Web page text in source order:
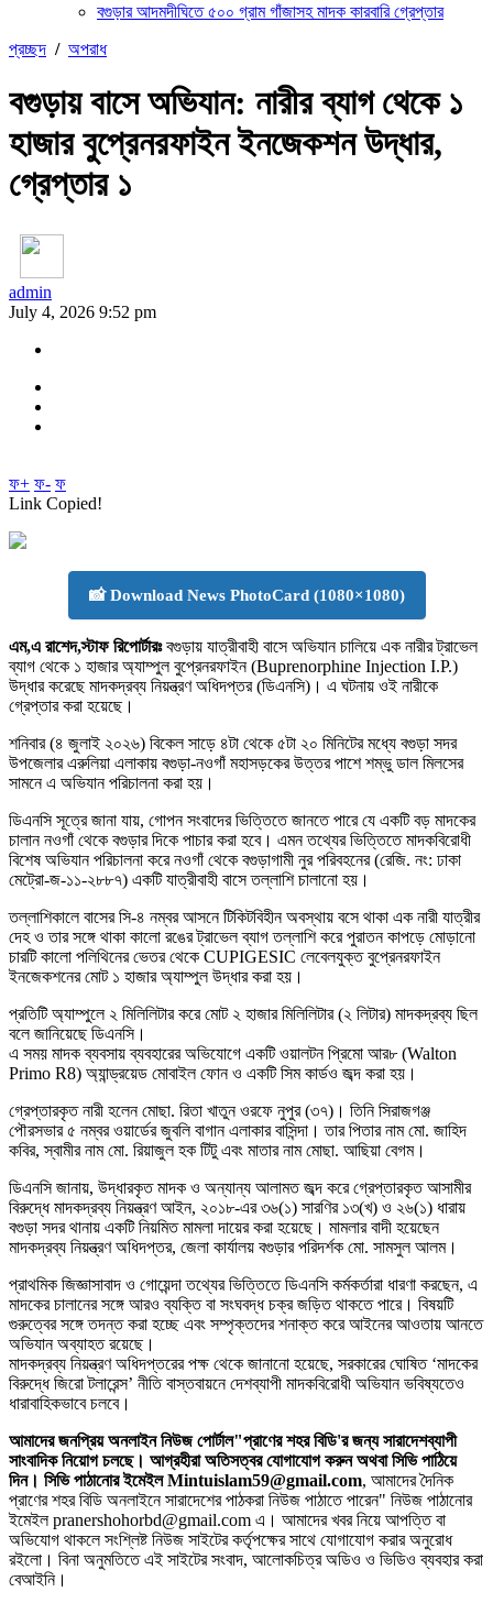
বগুড়ার আদমদীঘিতে ৫০০ গ্রাম গাঁজাসহ মাদক কারবারি গ্রেপ্তার
প্রচ্ছদ / অপরাধ
বগুড়ায় বাসে অভিযান: নারীর ব্যাগ থেকে ১
হাজার বুপ্রেনরফাইন ইনজেকশন উদ্ধার,
গ্রেপ্তার ১
admin
July 4, 2026 9:52 pm
ফ+ ফ- ফ
Link Copied!
📸 Download News PhotoCard (1080×1080)
এম,এ রাশেদ,স্টাফ রিপোর্টারঃবগুড়ায় যাত্রীবাহী বাসে অভিযান চালিয়ে এক নারীর ট্রাভেল
ব্যাগ থেকে ১ হাজার অ্যাম্পুল বুপ্রেনরফাইন (Buprenorphine Injection I.P.)
উদ্ধার করেছে মাদকদ্রব্য নিয়ন্ত্রণ অধিদপ্তর (ডিএনসি)। এ ঘটনায় ওই নারীকে
গ্রেপ্তার করা হয়েছে।
শনিবার (৪ জুলাই ২০২৬) বিকেল সাড়ে ৪টা থেকে ৫টা ২০ মিনিটের মধ্যে বগুড়া সদর
উপজেলার এরুলিয়া এলাকায় বগুড়া-নওগাঁ মহাসড়কের উত্তর পাশে শম্ভু ডাল মিলসের
সামনে এ অভিযান পরিচালনা করা হয়।
ডিএনসি সূত্রে জানা যায়, গোপন সংবাদের ভিত্তিতে জানতে পারে যে একটি বড় মাদকের
চালান নওগাঁ থেকে বগুড়ার দিকে পাচার করা হবে। এমন তথ্যের ভিত্তিতে মাদকবিরোধী
বিশেষ অভিযান পরিচালনা করে নওগাঁ থেকে বগুড়াগামী নুর পরিবহনের (রেজি. নং: ঢাকা
মেট্রো-জ-১১-২৮৮৭) একটি যাত্রীবাহী বাসে তল্লাশি চালানো হয়।
তল্লাশিকালে বাসের সি-৪ নম্বর আসনে টিকিটবিহীন অবস্থায় বসে থাকা এক নারী যাত্রীর
দেহ ও তার সঙ্গে থাকা কালো রঙের ট্রাভেল ব্যাগ তল্লাশি করে পুরাতন কাপড়ে মোড়ানো
চারটি কালো পলিথিনের ভেতর থেকে CUPIGESIC লেবেলযুক্ত বুপ্রেনরফাইন
ইনজেকশনের মোট ১ হাজার অ্যাম্পুল উদ্ধার করা হয়।
প্রতিটি অ্যাম্পুলে ২ মিলিলিটার করে মোট ২ হাজার মিলিলিটার (২ লিটার) মাদকদ্রব্য ছিল
বলে জানিয়েছে ডিএনসি।
এ সময় মাদক ব্যবসায় ব্যবহারের অভিযোগে একটি ওয়ালটন প্রিমো আর৮ (Walton
Primo R8) অ্যান্ড্রয়েড মোবাইল ফোন ও একটি সিম কার্ডও জব্দ করা হয়।
গ্রেপ্তারকৃত নারী হলেন মোছা. রিতা খাতুন ওরফে নুপুর (৩৭)। তিনি সিরাজগঞ্জ
পৌরসভার ৫ নম্বর ওয়ার্ডের জুবলি বাগান এলাকার বাসিন্দা। তার পিতার নাম মো. জাহিদ
কবির, স্বামীর নাম মো. রিয়াজুল হক টিটু এবং মাতার নাম মোছা. আছিয়া বেগম।
ডিএনসি জানায়, উদ্ধারকৃত মাদক ও অন্যান্য আলামত জব্দ করে গ্রেপ্তারকৃত আসামীর
বিরুদ্ধে মাদকদ্রব্য নিয়ন্ত্রণ আইন, ২০১৮-এর ৩৬(১) সারণির ১৩(খ) ও ২৬(১) ধারায়
বগুড়া সদর থানায় একটি নিয়মিত মামলা দায়ের করা হয়েছে। মামলার বাদী হয়েছেন
মাদকদ্রব্য নিয়ন্ত্রণ অধিদপ্তর, জেলা কার্যালয় বগুড়ার পরিদর্শক মো. সামসুল আলম।
প্রাথমিক জিজ্ঞাসাবাদ ও গোয়েন্দা তথ্যের ভিত্তিতে ডিএনসি কর্মকর্তারা ধারণা করছেন, এ
মাদকের চালানের সঙ্গে আরও ব্যক্তি বা সংঘবদ্ধ চক্র জড়িত থাকতে পারে। বিষয়টি
গুরুত্বের সঙ্গে তদন্ত করা হচ্ছে এবং সম্পৃক্তদের শনাক্ত করে আইনের আওতায় আনতে
অভিযান অব্যাহত রয়েছে।
মাদকদ্রব্য নিয়ন্ত্রণ অধিদপ্তরের পক্ষ থেকে জানানো হয়েছে, সরকারের ঘোষিত ‘মাদকের
বিরুদ্ধে জিরো টলারেন্স’ নীতি বাস্তবায়নে দেশব্যাপী মাদকবিরোধী অভিযান ভবিষ্যতেও
ধারাবাহিকভাবে চলবে।
আমাদের জনপ্রিয় অনলাইন নিউজ পোর্টাল"প্রাণের শহর বিডি'র জন্য সারাদেশব্যাপী
সাংবাদিক নিয়োগ চলছে। আগ্রহীরা অতিসত্বর যোগাযোগ করুন অথবা সিভি পাঠিয়ে
দিন। সিভি পাঠানোর ইমেইল Mintuislam59@gmail.com, আমাদের দৈনিক
প্রাণের শহর বিডি অনলাইনে সারাদেশের পাঠকরা নিউজ পাঠাতে পারেন" নিউজ পাঠানোর
ইমেইল pranershohorbd@gmail.com এ। আমাদের খবর নিয়ে আপত্তি বা
অভিযোগ থাকলে সংশ্লিষ্ট নিউজ সাইটের কর্তৃপক্ষের সাথে যোগাযোগ করার অনুরোধ
রইলো। বিনা অনুমতিতে এই সাইটের সংবাদ, আলোকচিত্র অডিও ও ভিডিও ব্যবহার করা
বেআইনি।